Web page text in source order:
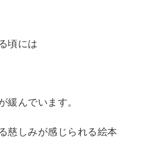
頃には
緩んでいます。
慈しみが感じられる絵本